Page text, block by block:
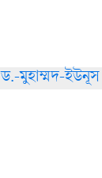
ড.-মুহাম্মদ-ইউনূস